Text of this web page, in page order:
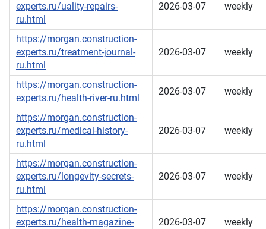
experts.ru/uality-repairs-
ru.html
2026-03-07 weekly
https://morgan.construction-
experts.ru/treatment-journal-
ru.html
2026-03-07 weekly
https://morgan.construction-
experts.ru/health-river-ru.html
2026-03-07 weekly
https://morgan.construction-
experts.ru/medical-history-
ru.html
2026-03-07 weekly
https://morgan.construction-
experts.ru/longevity-secrets-
ru.html
2026-03-07 weekly
https://morgan.construction-
experts.ru/health-magazine-
2026-03-07 weekly